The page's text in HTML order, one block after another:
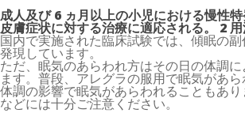
成人及び 6 ヵ月以上の小児における慢性
皮膚症状に対する治療に適応される。 2
国内で実施された臨床試験では、傾眠の
発現しています。
ただ、眠気のあらわれ方はその日の体調
ます。普段、アレグラの服用で眠気があら
体調の影響で眠気があらわれることもあ
などには十分ご注意ください。